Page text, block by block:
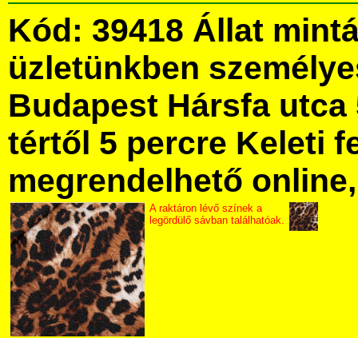
Kód: 39418 Állat
üzletünkben
Budapest Hársfa utca
tértől 5 percre Keleti
megrendelhető
A raktáron lévő színek a
legördülő sávban találhatóak.